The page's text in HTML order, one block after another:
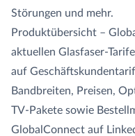
Störungen und mehr.
Produktübersicht –
aktuellen Glasfaser-
auf
Bandbreiten, Preisen,
TV-Pakete sowie
GlobalConnect auf